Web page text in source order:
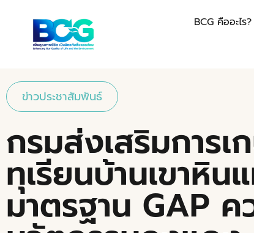
BCG คืออะไร?
ข่าวประชาสัมพันธ์
กรมส่งเสริมการ
ทุเรียนบ้านเขาหิ
มาตรฐาน GAP